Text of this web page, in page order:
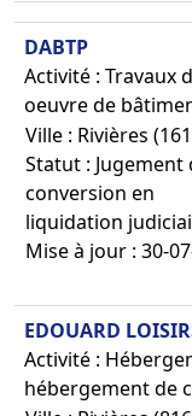
DABTP
Activité : Travaux
oeuvre de
Ville : Rivières
Statut : Jugement
conversion en
liquidation
Mise à jour : 30-
EDOUARD
Activité :
hébergement de